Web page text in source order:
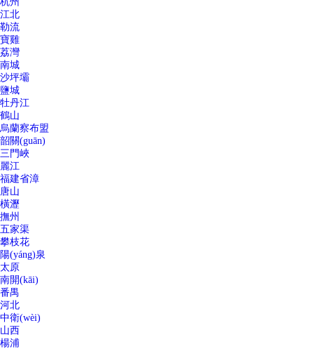
江北
勒流
寶雞
荔灣
南城
沙坪壩
鹽城
牡丹江
鶴山
烏蘭察布盟
韶關(guān)
三門峽
麗江
福建省漳
唐山
橫瀝
撫州
五家渠
攀枝花
陽(yáng)泉
太原
南開(kāi)
番禺
河北
中衛(wèi)
山西
楊浦